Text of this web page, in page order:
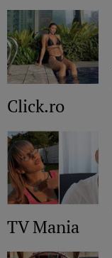
Click.ro
TV Mania